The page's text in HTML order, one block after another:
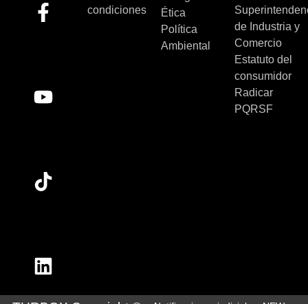
condiciones
Ética
Política
Ambiental
de Industria y
Comercio
Estatuto del
consumidor
Radicar
PQRSF